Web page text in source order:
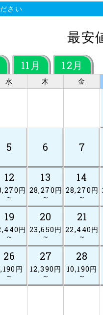
さい
最安
11月 12月
水 木 金
5 6 7
12
円
～
13
28,270円
～
14
28,270円
～
19
円
～
20
23,650円
～
21
22,440円
～
26
円
～
27
12,390円
～
28
10,190円
～